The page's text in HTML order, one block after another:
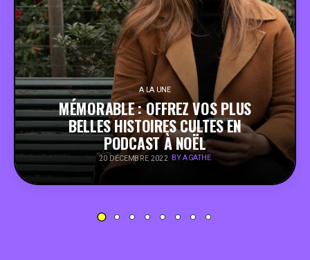
PEOPLE
FOOD
BONS PLANS
SOUTENEZ KULTT
A LA UNE
MÉMORABLE : OFFREZ VOS PLUS
BELLES HISTOIRES CULTES EN
PODCAST À NOËL
20 DÉCEMBRE 2022 BY AGATHE